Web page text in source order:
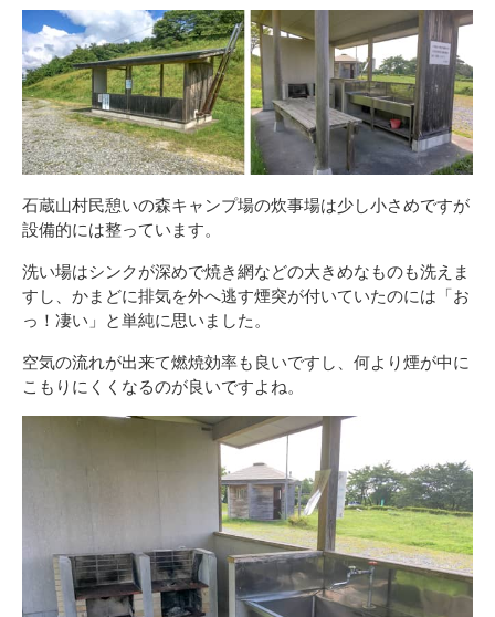
石蔵山村民憩いの森キャンプ場の炊事場は少し小さめですが
設備的には整っています。
洗い場はシンクが深めで焼き網などの大きめなものも洗えま
すし、かまどに排気を外へ逃す煙突が付いていたのには「お
っ！凄い」と単純に思いました。
空気の流れが出来て燃焼効率も良いですし、何より煙が中に
こもりにくくなるのが良いですよね。